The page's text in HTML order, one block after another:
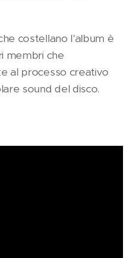
costellano l'album è
membri che
al processo creativo
sound del disco.